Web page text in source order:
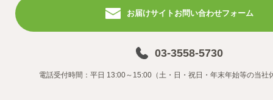
お届けサイトお問い合わせフォーム
03-3558-5730
電話受付時間：平日 13:00～15:00（土・日・祝日・年末年始等の当社